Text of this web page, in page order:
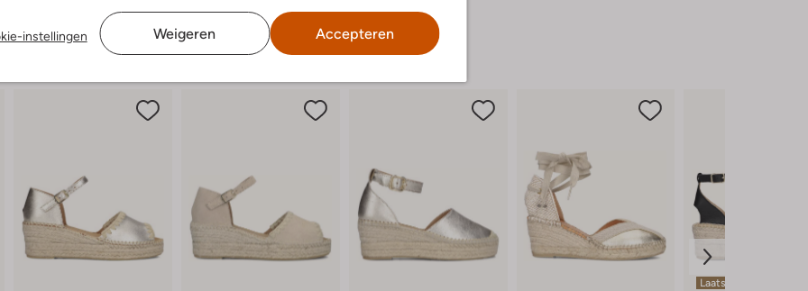
instellingen Weigeren Accepteren
Laatste maten